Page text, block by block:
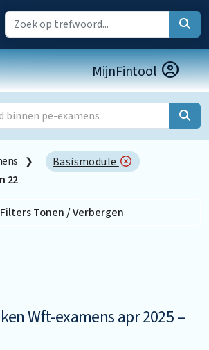
MijnFintool
Basismodule
22
Filters Tonen / Verbergen
Wft-examens apr 2025 –